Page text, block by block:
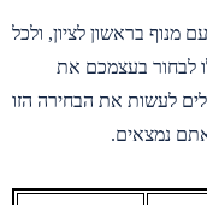
מנוף בראשון לציון, ולכל
לבחור בעצמכם את
לעשות את הבחירה הזו
נמצאים.